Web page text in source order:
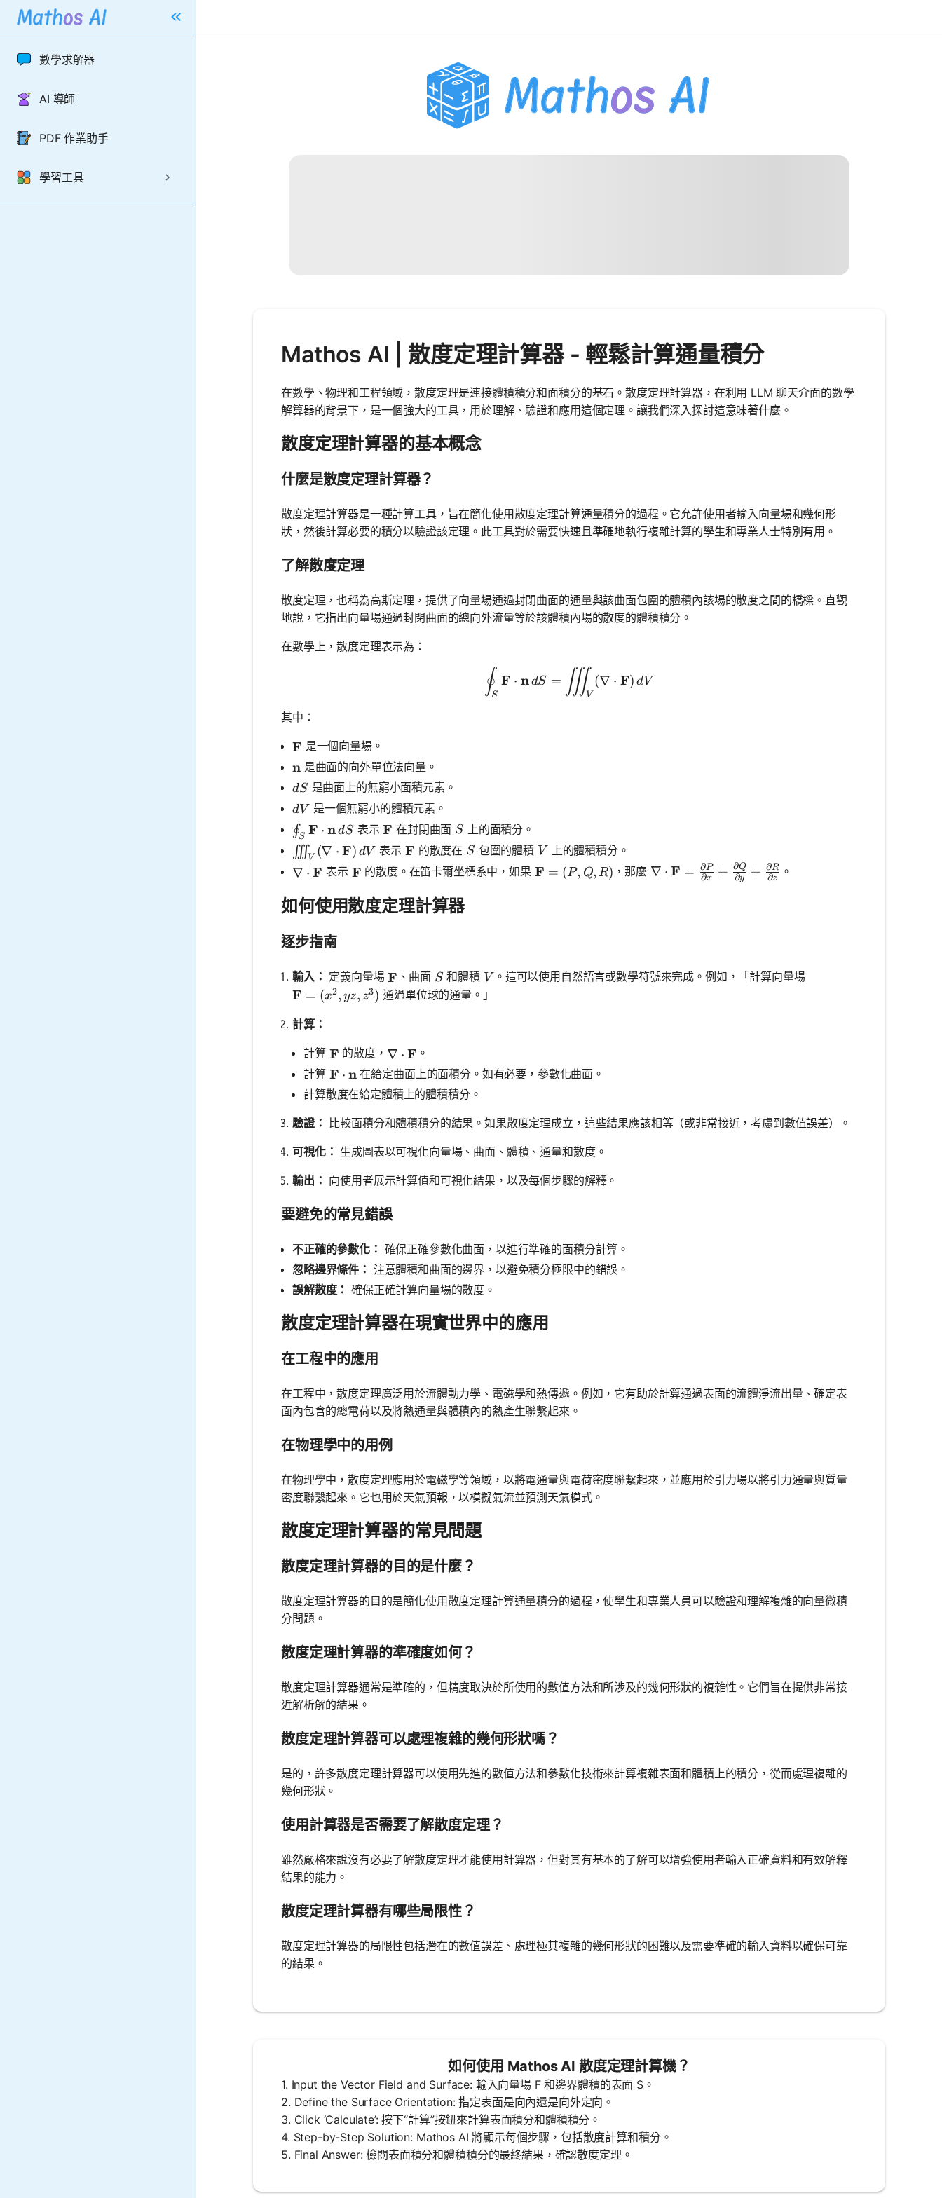
數學求解器
AI 導師
PDF 作業助手
學習工具
Mathos AI | 散度定理計算器 - 輕鬆計算通量積分
在數學、物理和工程領域，散度定理是連接體積積分和面積分的基石。散度定理計算器，在利用 LLM 聊天介面的數學
解算器的背景下，是一個強大的工具，用於理解、驗證和應用這個定理。讓我們深入探討這意味著什麼。
散度定理計算器的基本概念
什麼是散度定理計算器？
散度定理計算器是一種計算工具，旨在簡化使用散度定理計算通量積分的過程。它允許使用者輸入向量場和幾何形
狀，然後計算必要的積分以驗證該定理。此工具對於需要快速且準確地執行複雜計算的學生和專業人士特別有用。
了解散度定理
散度定理，也稱為高斯定理，提供了向量場通過封閉曲面的通量與該曲面包圍的體積內該場的散度之間的橋樑。直觀
地說，它指出向量場通過封閉曲面的總向外流量等於該體積內場的散度的體積積分。
在數學上，散度定理表示為：
\oint_{S} \mathbf{F} \cdot \mathbf{n} \, dS = \iiint_{V}
∮S
F ⋅ n dS = ∭V
(∇ ⋅ F) dV
其中：
\mathbf{F}
F 是一個向量場。
\mathbf{n}
n 是曲面的向外單位法向量。
dS
dS 是曲面上的無窮小面積元素。
dV
dV 是一個無窮小的體積元素。
\oint_{S} \mathbf{F} \cdot \mathbf{n} \, dS
∮S F ⋅ ndS 表示\mathbf{F}
F 在封閉曲面 S
S 上的面積分。
\iiint_{V} (\nabla \cdot \mathbf{F}) \, dV
∭V (∇ ⋅ F) dV 表示 \mathbf{F}
F 的散度在 S
S 包圍的體積 V
V 上的體積積分。
\nabla \cdot \mathbf{F}
∇ ⋅ F 表示 \mathbf{F}
F 的散度。在笛卡爾坐標系中，如果 \mathbf{F} = (P, Q, R)
F = (P, Q, R) ，那麼 \nabla \cdot \mathbf{F} = \frac{\partial
∇ ⋅ F = ∂x
∂P + ∂y
∂Q + ∂z
∂R 。
如何使用散度定理計算器
逐步指南
輸入： 定義向量場\mathbf{F}
F 、曲面 S
S 和體積 V
V 。這可以使用自然語言或數學符號來完成。例如，「計算向量場
\mathbf{F} = (x^2, yz, z^3)
F = (x2, yz, z3) 通過單位球的通量。」
計算：
計算 \mathbf{F}
F 的散度， \nabla \cdot \mathbf{F}
∇ ⋅ F 。
計算 \mathbf{F} \cdot \mathbf{n}
F ⋅ n 在給定曲面上的面積分。如有必要，參數化曲面。
計算散度在給定體積上的體積積分。
驗證： 比較面積分和體積積分的結果。如果散度定理成立，這些結果應該相等（或非常接近，考慮到數值誤差）。
可視化： 生成圖表以可視化向量場、曲面、體積、通量和散度。
輸出： 向使用者展示計算值和可視化結果，以及每個步驟的解釋。
要避免的常見錯誤
不正確的參數化： 確保正確參數化曲面，以進行準確的面積分計算。
忽略邊界條件： 注意體積和曲面的邊界，以避免積分極限中的錯誤。
誤解散度： 確保正確計算向量場的散度。
散度定理計算器在現實世界中的應用
在工程中的應用
在工程中，散度定理廣泛用於流體動力學、電磁學和熱傳遞。例如，它有助於計算通過表面的流體淨流出量、確定表
面內包含的總電荷以及將熱通量與體積內的熱產生聯繫起來。
在物理學中的用例
在物理學中，散度定理應用於電磁學等領域，以將電通量與電荷密度聯繫起來，並應用於引力場以將引力通量與質量
密度聯繫起來。它也用於天氣預報，以模擬氣流並預測天氣模式。
散度定理計算器的常見問題
散度定理計算器的目的是什麼？
散度定理計算器的目的是簡化使用散度定理計算通量積分的過程，使學生和專業人員可以驗證和理解複雜的向量微積
分問題。
散度定理計算器的準確度如何？
散度定理計算器通常是準確的，但精度取決於所使用的數值方法和所涉及的幾何形狀的複雜性。它們旨在提供非常接
近解析解的結果。
散度定理計算器可以處理複雜的幾何形狀嗎？
是的，許多散度定理計算器可以使用先進的數值方法和參數化技術來計算複雜表面和體積上的積分，從而處理複雜的
幾何形狀。
使用計算器是否需要了解散度定理？
雖然嚴格來說沒有必要了解散度定理才能使用計算器，但對其有基本的了解可以增強使用者輸入正確資料和有效解釋
結果的能力。
散度定理計算器有哪些局限性？
散度定理計算器的局限性包括潛在的數值誤差、處理極其複雜的幾何形狀的困難以及需要準確的輸入資料以確保可靠
的結果。
如何使用 Mathos AI 散度定理計算機？
1. Input the Vector Field and Surface: 輸入向量場 F 和邊界體積的表面 S。
2. Define the Surface Orientation: 指定表面是向內還是向外定向。
3. Click ‘Calculate’: 按下“計算”按鈕來計算表面積分和體積積分。
4. Step-by-Step Solution: Mathos AI 將顯示每個步驟，包括散度計算和積分。
5. Final Answer: 檢閱表面積分和體積積分的最終結果，確認散度定理。